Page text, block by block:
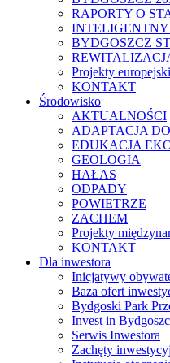
RAPORTY O
INTELIGENTNY
BYDGOSZCZ
Projekty
KONTAKT
Środowisko
AKTUALNOŚCI
ADAPTACJA
EDUKACJA
GEOLOGIA
HAŁAS
ODPADY
POWIETRZE
ZACHEM
Projekty
KONTAKT
Dla inwestora
Inicjatywy
Baza ofert
Bydgoski Park
Invest in
Serwis Inwestora
Zachęty